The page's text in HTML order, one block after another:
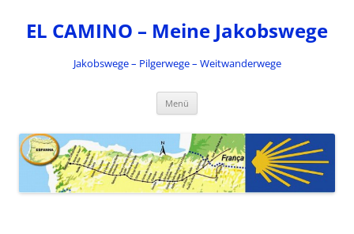
springen
EL CAMINO – Meine Jakobswege
Jakobswege – Pilgerwege – Weitwanderwege
Menü